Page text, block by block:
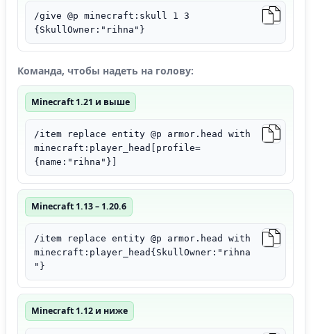
/give @p minecraft:skull 1 3
{SkullOwner:"rihna"}
Команда, чтобы надеть на голову:
Minecraft 1.21 и выше
/item replace entity @p armor.head with
minecraft:player_head[profile=
{name:"rihna"}]
Minecraft 1.13 – 1.20.6
/item replace entity @p armor.head with
minecraft:player_head{SkullOwner:"rihna
"}
Minecraft 1.12 и ниже